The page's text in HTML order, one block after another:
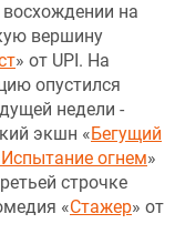
восхождении на
вершину
» от UPI. На
опустился
недели -
экшн «Бегущий
огнем»
строчке
«Стажер» от